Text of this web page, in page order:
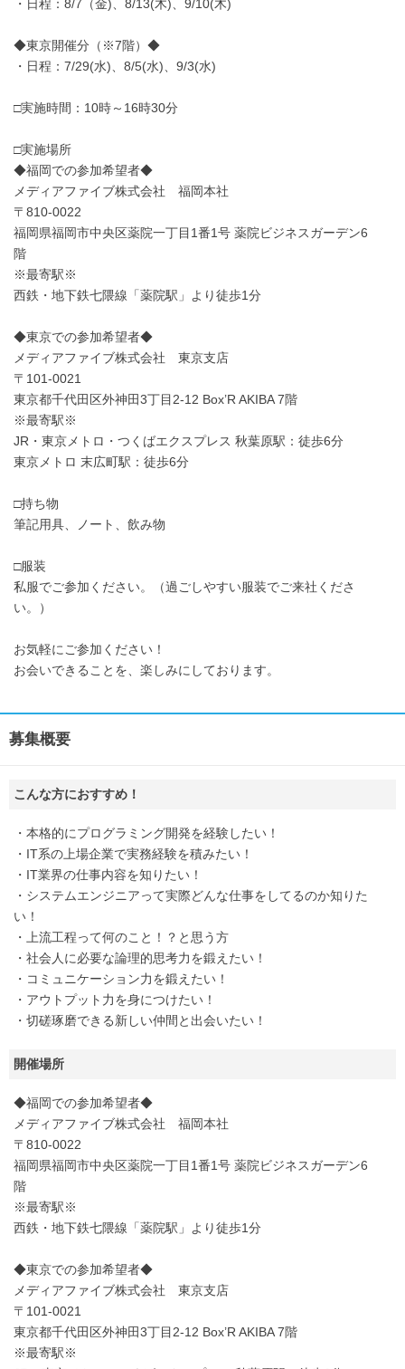
・日程：8/7（金)、8/13(木)、9/10(木)
◆東京開催分（※7階）◆
・日程：7/29(水)、8/5(水)、9/3(水)
□実施時間：10時～16時30分
□実施場所
◆福岡での参加希望者◆
メディアファイブ株式会社 福岡本社
〒810-0022
福岡県福岡市中央区薬院一丁目1番1号 薬院ビジネスガーデン6
階
※最寄駅※
西鉄・地下鉄七隈線「薬院駅」より徒歩1分
◆東京での参加希望者◆
メディアファイブ株式会社 東京支店
〒101-0021
東京都千代田区外神田3丁目2-12 Box’R AKIBA 7階
※最寄駅※
JR・東京メトロ・つくばエクスプレス 秋葉原駅：徒歩6分
東京メトロ 末広町駅：徒歩6分
□持ち物
筆記用具、ノート、飲み物
□服装
私服でご参加ください。（過ごしやすい服装でご来社くださ
い。）
お気軽にご参加ください！
お会いできることを、楽しみにしております。
募集概要
こんな方におすすめ！
・本格的にプログラミング開発を経験したい！
・IT系の上場企業で実務経験を積みたい！
・IT業界の仕事内容を知りたい！
・システムエンジニアって実際どんな仕事をしてるのか知りた
い！
・上流工程って何のこと！？と思う方
・社会人に必要な論理的思考力を鍛えたい！
・コミュニケーション力を鍛えたい！
・アウトプット力を身につけたい！
・切磋琢磨できる新しい仲間と出会いたい！
開催場所
◆福岡での参加希望者◆
メディアファイブ株式会社 福岡本社
〒810-0022
福岡県福岡市中央区薬院一丁目1番1号 薬院ビジネスガーデン6
階
※最寄駅※
西鉄・地下鉄七隈線「薬院駅」より徒歩1分
◆東京での参加希望者◆
メディアファイブ株式会社 東京支店
〒101-0021
東京都千代田区外神田3丁目2-12 Box’R AKIBA 7階
※最寄駅※